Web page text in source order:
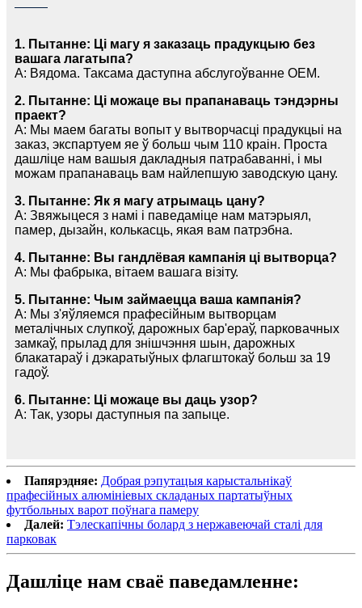
1. Пытанне: Ці магу я заказаць прадукцыю без
вашага лагатыпа?
A: Вядома. Таксама даступна абслугоўванне OEM.
2. Пытанне: Ці можаце вы прапанаваць тэндэрны
праект?
A: Мы маем багаты вопыт у вытворчасці прадукцыі на
заказ, экспартуем яе ў больш чым 110 краін. Проста
дашліце нам вашыя дакладныя патрабаванні, і мы
можам прапанаваць вам найлепшую заводскую цану.
3. Пытанне: Як я магу атрымаць цану?
A: Звяжыцеся з намі і паведаміце нам матэрыял,
памер, дызайн, колькасць, якая вам патрэбна.
4. Пытанне: Вы гандлёвая кампанія ці вытворца?
A: Мы фабрыка, вітаем вашага візіту.
5. Пытанне: Чым займаецца ваша кампанія?
A: Мы з'яўляемся прафесійным вытворцам
металічных слупкоў, дарожных бар'ераў, парковачных
замкаў, прылад для знішчэння шын, дарожных
блакатараў і дэкаратыўных флагштокаў больш за 19
гадоў.
6. Пытанне: Ці можаце вы даць узор?
A: Так, узоры даступныя па запыце.
Папярэдняе: Добрая рэпутацыя карыстальнікаў
прафесійных алюмініевых складаных партатыўных
футбольных варот поўнага памеру
Далей: Тэлескапічны болард з нержавеючай сталі для
парковак
Дашліце нам сваё паведамленне: